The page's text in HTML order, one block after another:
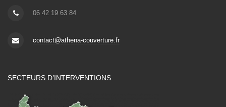
06 42 19 63 84
contact@athena-couverture.fr
SECTEURS D’INTERVENTIONS